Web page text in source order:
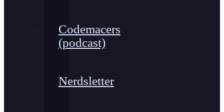
Codemacers
(podcast)
Nerdsletter